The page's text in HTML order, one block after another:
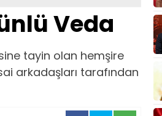
Veda
tayin olan hemşire
arkadaşları tarafından